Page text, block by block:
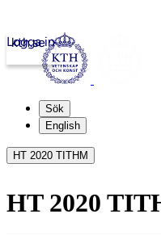
kth.se
Logga in
Sök
English
HT 2020 TITHM
HT 2020